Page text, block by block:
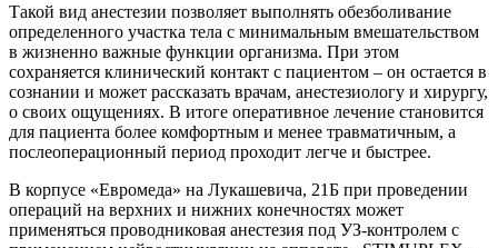
Такой вид анестезии позволяет выполнять обезболивание
определенного участка тела с минимальным вмешательством
в жизненно важные функции организма. При этом
сохраняется клинический контакт с пациентом – он остается в
сознании и может рассказать врачам, анестезиологу и хирургу,
о своих ощущениях. В итоге оперативное лечение становится
для пациента более комфортным и менее травматичным, а
послеоперационный период проходит легче и быстрее.
В корпусе «Евромеда» на Лукашевича, 21Б при проведении
операций на верхних и нижних конечностях может
применяться проводниковая анестезия под УЗ-контролем с